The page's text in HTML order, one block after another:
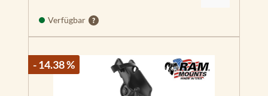
Verfügbar
- 14.38 %